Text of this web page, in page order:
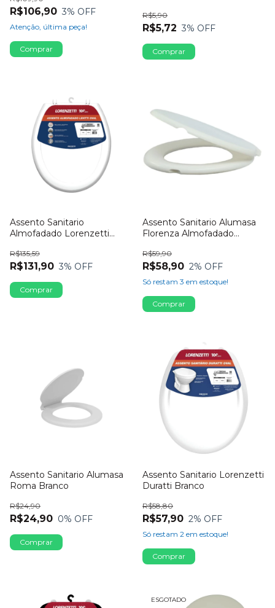
R$106,90 3% OFF
Atenção, última peça! R$5,72
R$5,90
3% OFF
Assento Sanitario
Almofadado Lorenzetti
R$131,90
R$135,59
3% OFF
Assento Sanitario Alumasa
Florenza Almofadado
R$58,90
R$59,90
2% OFF
Só restam 3 em estoque!
Assento Sanitario Alumasa
Roma Branco
R$24,90
R$24,90
0% OFF
Assento Sanitario Lorenzetti
Duratti Branco
R$57,90
R$58,80
2% OFF
Só restam 2 em estoque!
ESGOTADO